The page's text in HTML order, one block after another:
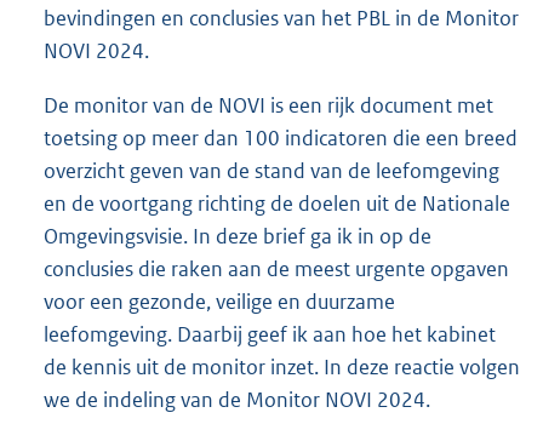
bevindingen en conclusies van het PBL in de Monitor
NOVI 2024.
De monitor van de NOVI is een rijk document met
toetsing op meer dan 100 indicatoren die een breed
overzicht geven van de stand van de leefomgeving
en de voortgang richting de doelen uit de Nationale
Omgevingsvisie. In deze brief ga ik in op de
conclusies die raken aan de meest urgente opgaven
voor een gezonde, veilige en duurzame
leefomgeving. Daarbij geef ik aan hoe het kabinet
de kennis uit de monitor inzet. In deze reactie volgen
we de indeling van de Monitor NOVI 2024.